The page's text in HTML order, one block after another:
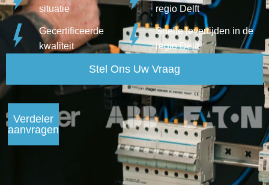
Verdeler
aanvragen
situatie
Gecertificeerde
kwaliteit
regio Delft
Snelle levertijden in de
regio Delft
Stel Ons Uw Vraag